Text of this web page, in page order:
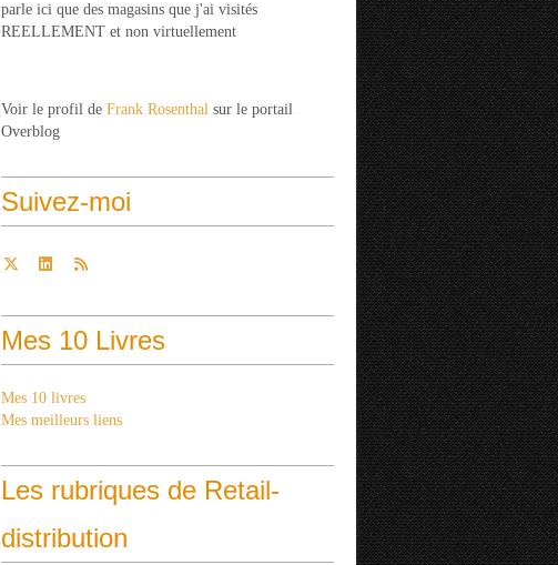
parle ici que des magasins que j'ai visités
REELLEMENT et non virtuellement
Voir le profil de Frank Rosenthal sur le portail
Overblog
Suivez-moi
Mes 10 Livres
Mes 10 livres
Mes meilleurs liens
Les rubriques de Retail-
distribution